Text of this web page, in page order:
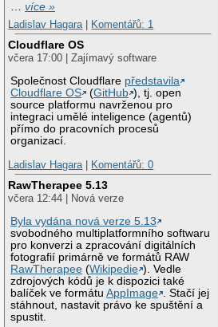
…více »
Ladislav Hagara
Komentářů: 1
Cloudflare OS
včera 17:00 | Zajímavý software
Společnost Cloudflare představila
Cloudflare OS
(GitHub ), tj. open
source platformu navrženou pro
integraci umělé inteligence (agentů)
přímo do pracovních procesů
organizací.
Ladislav Hagara
Komentářů: 0
RawTherapee 5.13
včera 12:44 | Nová verze
Byla vydána nová verze 5.13
svobodného multiplatformního softwaru
pro konverzi a zpracování digitálních
fotografií primárně ve formátů RAW
RawTherapee (Wikipedie ). Vedle
zdrojových kódů je k dispozici také
balíček ve formátuAppImage . Stačí jej
stáhnout, nastavit právo ke spuštění a
spustit.